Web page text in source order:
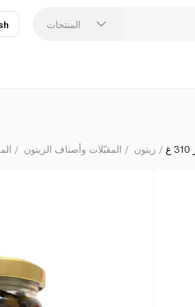
المنتجات
سان بيترو أه
المقبّلات وأصناف الزيتون زيتون